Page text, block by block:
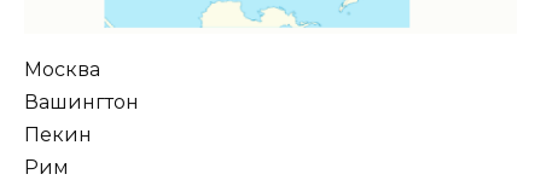
Москва
Вашингтон
Пекин
Рим